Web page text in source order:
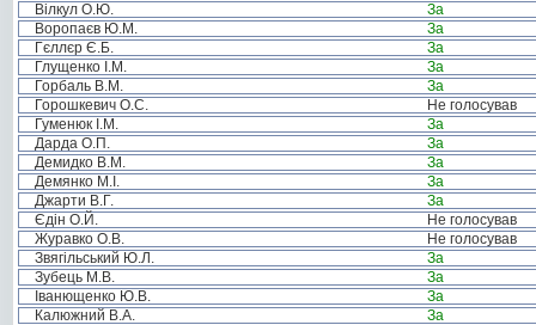
Вілкул О.Ю.
За
Воропаєв Ю.М.
За
Гєллєр Є.Б.
За
Глущенко І.М.
За
Горбаль В.М.
За
Горошкевич О.С.
Не голосував
Гуменюк І.М.
За
Дарда О.П.
За
Демидко В.М.
За
Демянко М.І.
За
Джарти В.Г.
За
Єдін О.Й.
Не голосував
Журавко О.В.
Не голосував
Звягільський Ю.Л.
За
Зубець М.В.
За
Іванющенко Ю.В.
За
Калюжний В.А.
За